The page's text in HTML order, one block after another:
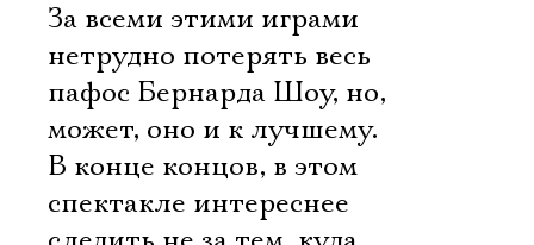
За всеми этими играми
нетрудно потерять весь
пафос Бернарда Шоу, но,
может, оно и к лучшему.
В конце концов, в этом
спектакле интереснее